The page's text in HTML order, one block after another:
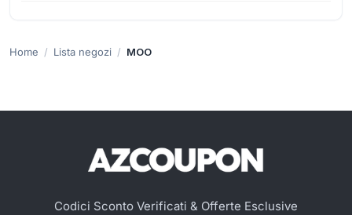
Home Lista negozi MOO
Codici Sconto Verificati & Offerte Esclusive